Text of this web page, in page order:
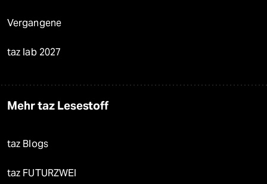
Vergangene
taz lab 2027
Mehr taz Lesestoff
taz Blogs
taz FUTURZWEI